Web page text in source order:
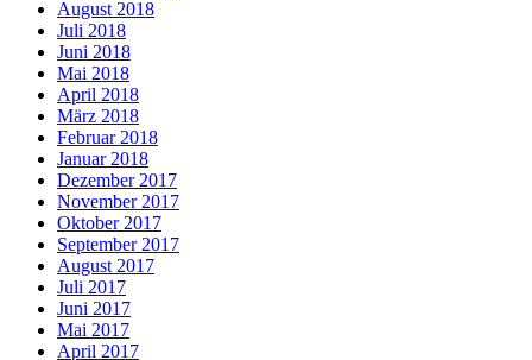
August 2018
Juli 2018
Juni 2018
Mai 2018
April 2018
März 2018
Februar 2018
Januar 2018
Dezember 2017
November 2017
Oktober 2017
September 2017
August 2017
Juli 2017
Juni 2017
Mai 2017
April 2017